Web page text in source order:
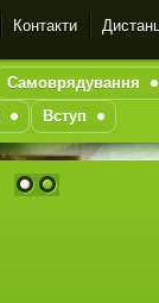
Контакти
Самоврядування
Вступ